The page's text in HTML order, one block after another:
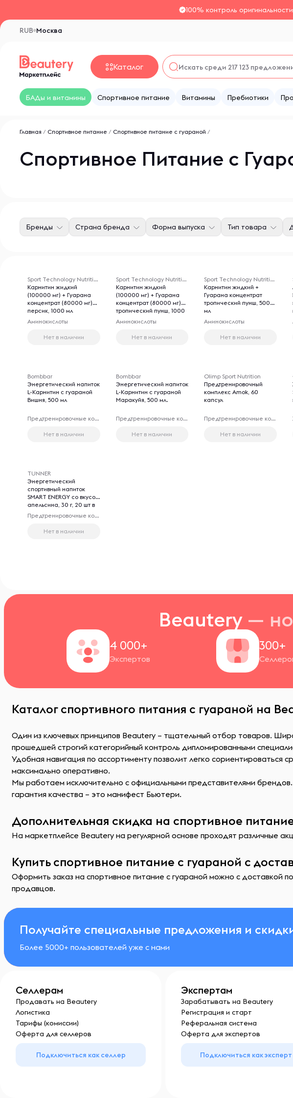
100% контроль оригинальности
Москва
RUB
Каталог
БАДы и витамины Спортивное питание Витамины Пребиотики
Главная / Спортивное питание / Спортивное питание с гуараной /
Спортивное Питание с
Бренды Страна бренда Форма выпуска Тип товара
Sport Technology Nutrition
Карнитин жидкий
(100000 мг) + Гуарана
концентрат (80000 мг)
персик, 1000 мл
Аминокислоты
Нет в наличии
Sport Technology Nutrition
Карнитин жидкий
(100000 мг) + Гуарана
концентрат (80000 мг)
тропический пунш, 1000
мл
Аминокислоты
Нет в наличии
Sport Technology Nutrition
Карнитин жидкий +
Гуарана концентрат
тропический пунш, 500
мл
Аминокислоты
Нет в наличии
Bombbar
Энергетический напиток
L-Карнитин с гуараной
Вишня, 500 мл
Предтренировочные комплексы
Нет в наличии
Bombbar
Энергетический напиток
L-Карнитин с гуараной
Маракуйя, 500 мл.
Предтренировочные комплексы
Нет в наличии
Olimp Sport Nutrition
Предтренировочный
комплекс Amok, 60
капсул
Предтренировочные комплексы
Нет в наличии
TUNNER
Энергетический
спортивный напиток
SMART ENERGY со вкусом
апельсина, 30 г, 20 шт в
упаковке
Предтренировочные комплексы
Нет в наличии
Beautery —
4 000+
Экспертов
300+
Каталог спортивного питания с гуараной на
Один из ключевых принципов Beautery – тщательный отбор товаров.
прошедшей строгий категорийный контроль дипломированными
Удобная навигация по ассортименту позволит легко
максимально оперативно.
Мы работаем исключительно с официальными представителями
гарантия качества – это манифест Бьютери.
Дополнительная скидка на спортивное
На маркетплейсе Beautery на регулярной основе проходят различные
Купить спортивное питание с гуараной с
Оформить заказ на спортивное питание с гуараной можно с доставкой
продавцов.
Получайте специальные предложения и
Более 5000+ пользователей уже с нами
Селлерам
Продавать на Beautery
Логистика
Тарифы (комиссии)
Оферта для селлеров
Подключиться как селлер
Экспертам
Зарабатывать на Beautery
Регистрация и старт
Реферальная система
Оферта для экспертов
Подключиться как эксперт